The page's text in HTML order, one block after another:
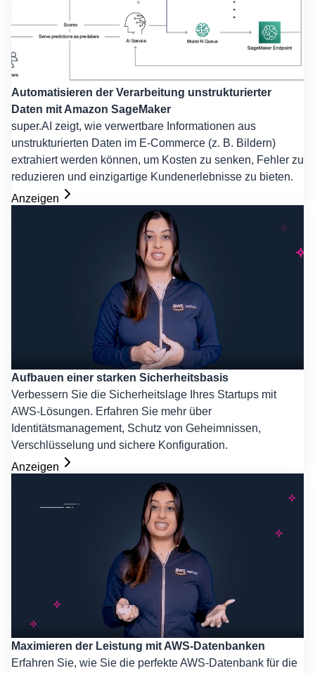
Automatisieren der Verarbeitung unstrukturierter
Daten mit Amazon SageMaker
super.AI zeigt, wie verwertbare Informationen aus
unstrukturierten Daten im E-Commerce (z. B. Bildern)
extrahiert werden können, um Kosten zu senken, Fehler zu
reduzieren und einzigartige Kundenerlebnisse zu bieten.
Anzeigen
Aufbauen einer starken Sicherheitsbasis
Verbessern Sie die Sicherheitslage Ihres Startups mit
AWS-Lösungen. Erfahren Sie mehr über
Identitätsmanagement, Schutz von Geheimnissen,
Verschlüsselung und sichere Konfiguration.
Anzeigen
Maximieren der Leistung mit AWS-Datenbanken
Erfahren Sie, wie Sie die perfekte AWS-Datenbank für die